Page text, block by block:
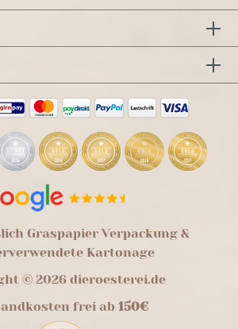
Graspapier Verpackung &
Kartonage
© 2026 dieroesterei.de
frei ab 150€